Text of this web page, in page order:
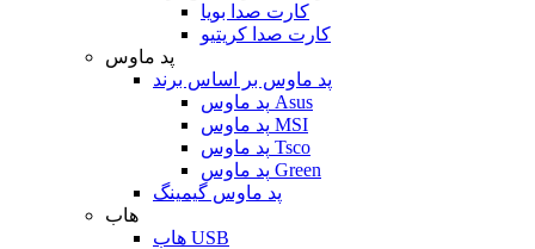
کارت صدا بویا
کارت صدا کریتیو
پد ماوس
پد ماوس بر اساس برند
پد ماوس Asus
پد ماوس MSI
پد ماوس Tsco
پد ماوس Green
پد ماوس گیمینگ
هاب
هاب USB